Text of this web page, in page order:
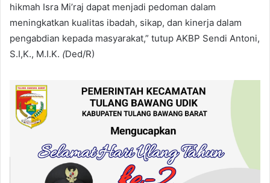
hikmah Isra Mi’raj dapat menjadi pedoman dalam
meningkatkan kualitas ibadah, sikap, dan kinerja dalam
pengabdian kepada masyarakat,” tutup AKBP Sendi Antoni,
S.I,K., M.I.K. (Ded/R)